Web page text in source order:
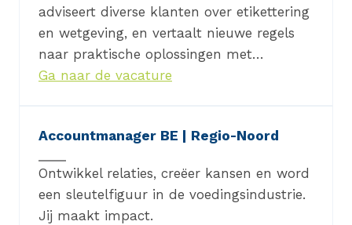
adviseert diverse klanten over etikettering
en wetgeving, en vertaalt nieuwe regels
naar praktische oplossingen met…
Ga naar de vacature
Accountmanager BE | Regio-Noord
Ontwikkel relaties, creëer kansen en word
een sleutelfiguur in de voedingsindustrie.
Jij maakt impact.